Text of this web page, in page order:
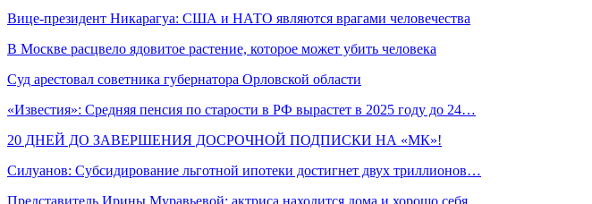
Вице-президент Никарагуа: США и НАТО являются врагами человечества
В Москве расцвело ядовитое растение, которое может убить человека
Суд арестовал советника губернатора Орловской области
«Известия»: Средняя пенсия по старости в РФ вырастет в 2025 году до 24…
20 ДНЕЙ ДО ЗАВЕРШЕНИЯ ДОСРОЧНОЙ ПОДПИСКИ НА «МК»!
Силуанов: Субсидирование льготной ипотеки достигнет двух триллионов…
Представитель Ирины Муравьевой: актриса находится дома и хорошо себя…